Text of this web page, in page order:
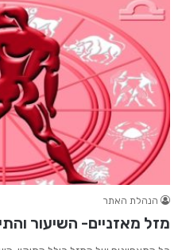
הנהלת האתר
מזל מאזניים- השיעור